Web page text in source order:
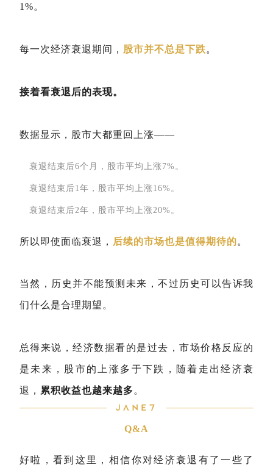
1%。
每一次经济衰退期间， 股市并不总是下跌。
接着看衰退后的表现。
数据显示，股市大都重回上涨——
衰退结束后6个月，股市平均上涨7%。
衰退结束后1年，股市平均上涨16%。
衰退结束后2年，股市平均上涨20%。
所以即使面临衰退， 后续的市场也是值得期待的。
当然，历史并不能预测未来，不过历史可以告诉我
们什么是合理期望。
总得来说，经济数据看的是过去，市场价格反应的
是未来，股市的上涨多于下跌，随着走出经济衰
退， 累积收益也越来越多。
Q&A
好啦，看到这里，相信你对经济衰退有了一些了